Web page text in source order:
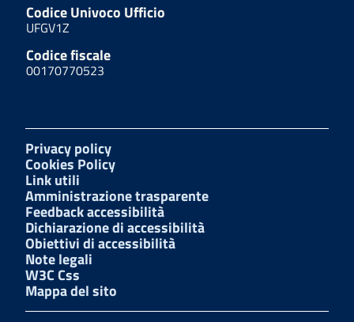
Codice Univoco Ufficio
UFGV1Z
Codice fiscale
00170770523
Privacy policy
Cookies Policy
Link utili
Amministrazione trasparente
Feedback accessibilità
Dichiarazione di accessibilità
Obiettivi di accessibilità
Note legali
W3C Css
Mappa del sito